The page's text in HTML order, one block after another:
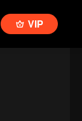
VIP